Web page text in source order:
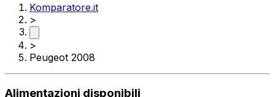
Komparatore.it
>
>
Peugeot 2008
Alimentazioni disponibili